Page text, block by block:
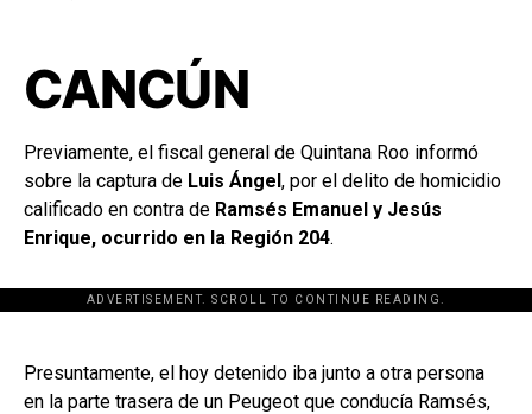
CANCÚN
Previamente, el fiscal general de Quintana Roo informó
sobre la captura de Luis Ángel, por el delito de homicidio
calificado en contra de Ramsés Emanuel y Jesús
Enrique, ocurrido en la Región 204.
ADVERTISEMENT. SCROLL TO CONTINUE READING.
[adsforwp id="243463"]
Presuntamente, el hoy detenido iba junto a otra persona
en la parte trasera de un Peugeot que conducía Ramsés,